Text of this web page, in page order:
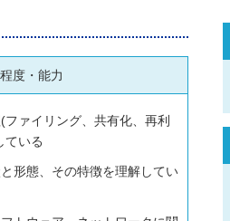
程度・能力
ァイリング、共有化、再利
ている
形態、その特徴を理解してい